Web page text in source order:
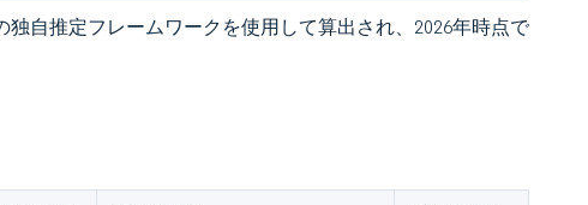
自推定フレームワークを使用して算出され、2026年時点で